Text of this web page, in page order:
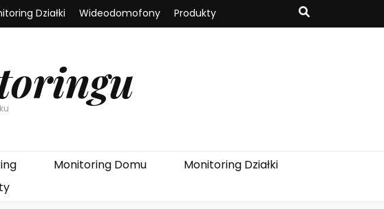
Działki Wideodomofony Produkty
Monitoring Domu
Monitoring Działki